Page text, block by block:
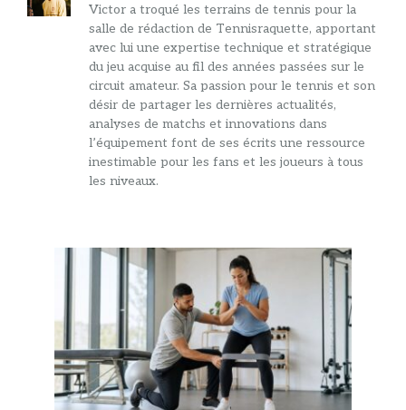
Victor a troqué les terrains de tennis pour la
salle de rédaction de Tennisraquette, apportant
avec lui une expertise technique et stratégique
du jeu acquise au fil des années passées sur le
circuit amateur. Sa passion pour le tennis et son
désir de partager les dernières actualités,
analyses de matchs et innovations dans
l’équipement font de ses écrits une ressource
inestimable pour les fans et les joueurs à tous
les niveaux.